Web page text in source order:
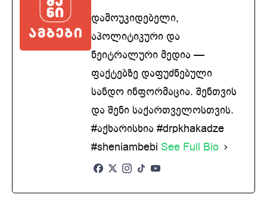
დამოუკიდებელი,
აპოლიტიკური და
ნეიტრალური მედია —
ფაქტებზე დაფუძნებული
სანდო ინფორმაცია. შენთვის
და შენი საქართველოსთვის.
#აქხარისხია #drpkhakadze
#sheniambebi See Full Bio